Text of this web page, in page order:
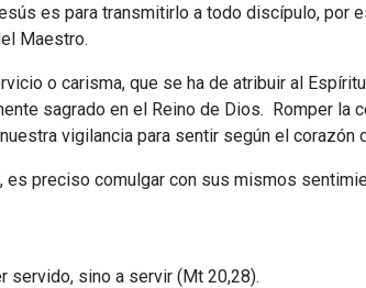
es para transmitirlo a todo discípulo, por
Maestro.
o carisma, que se ha de atribuir al
sagrado en el Reino de Dios. Romper la
vigilancia para sentir según el corazón
preciso comulgar con sus mismos
servido, sino a servir (Mt 20,28).